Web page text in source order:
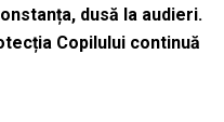
dusă la audieri.
Copilului continuă